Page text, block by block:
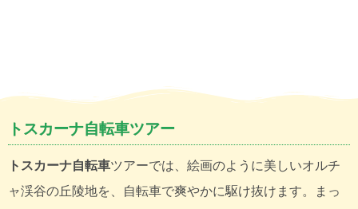
トスカーナ自転車ツアー
トスカーナ自転車ツアーでは、絵画のように美しいオルチ
ャ渓谷の丘陵地を、自転車で爽やかに駆け抜けます。まっ